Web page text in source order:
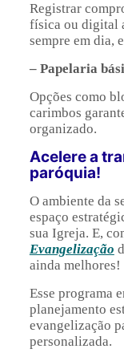
Registrar
física ou digital
sempre em dia,
– Papelaria
Opções como
carimbos
organizado.
Acelere a
paróquia!
O ambiente da
espaço
sua Igreja. E,
Evangelização
ainda melhores!
Esse programa
planejamento
evangelização
personalizada.